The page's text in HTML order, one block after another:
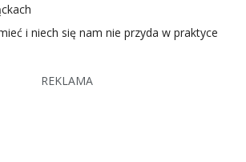
i niech się nam nie przyda w praktyce
REKLAMA